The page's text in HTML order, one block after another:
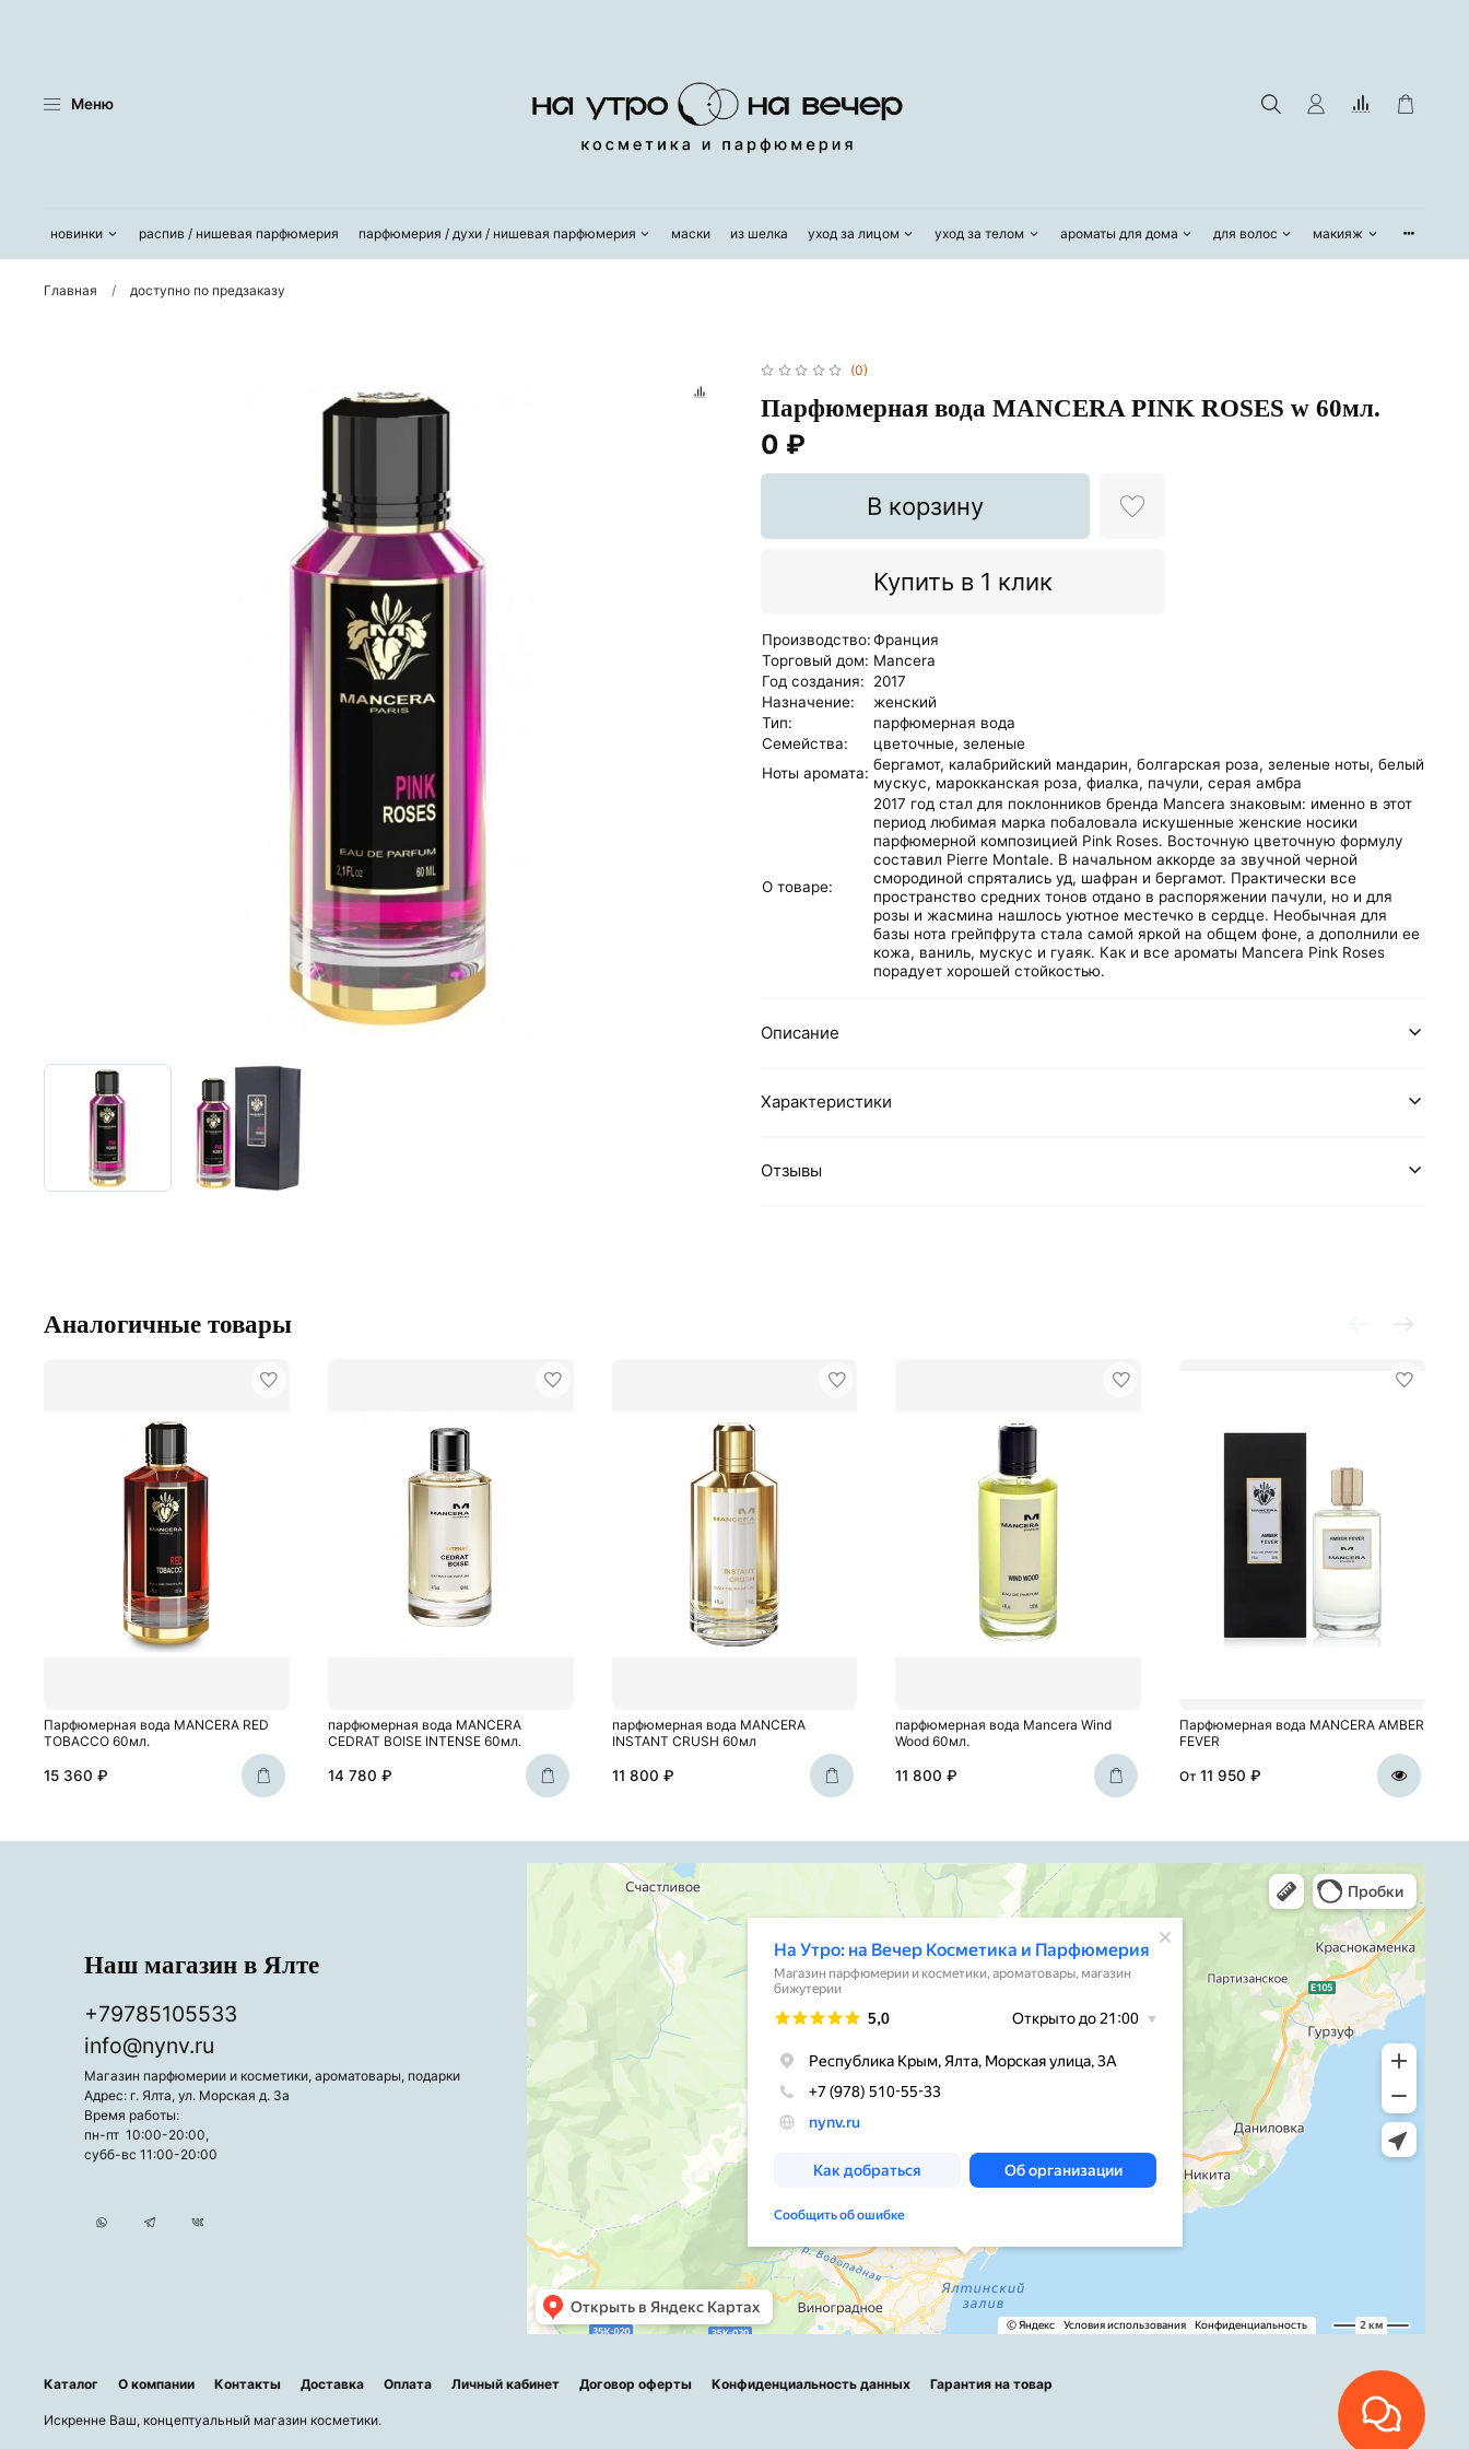
Меню
новинки распив / нишевая парфюмерия парфюмерия / духи / нишевая парфюмерия маски из шелка уход за лицом уход за телом ароматы для дома для волос макияж
Главная доступно по предзаказу
(0)
Парфюмерная вода MANCERA PINK ROSES w 60мл.
0 ₽
В корзину
Купить в 1 клик
Производство:Франция
Торговый дом: Mancera
Год создания:
2017
Назначение:
женский
Тип:
парфюмерная вода
Семейства:
цветочные, зеленые
Ноты аромата: бергамот, калабрийский мандарин, болгарская роза, зеленые ноты, белый
мускус, марокканская роза, фиалка, пачули, серая амбра
О товаре:
2017 год стал для поклонников бренда Mancera знаковым: именно в этот
период любимая марка побаловала искушенные женские носики
парфюмерной композицией Pink Roses. Восточную цветочную формулу
составил Pierre Montale. В начальном аккорде за звучной черной
смородиной спрятались уд, шафран и бергамот. Практически все
пространство средних тонов отдано в распоряжении пачули, но и для
розы и жасмина нашлось уютное местечко в сердце. Необычная для
базы нота грейпфрута стала самой яркой на общем фоне, а дополнили ее
кожа, ваниль, мускус и гуаяк. Как и все ароматы Mancera Pink Roses
порадует хорошей стойкостью.
Описание
Характеристики
Отзывы
Аналогичные товары
Парфюмерная вода MANCERA RED
TOBACCO 60мл.
15 360 ₽
парфюмерная вода MANCERA
CEDRAT BOISE INTENSE 60мл.
14 780 ₽
парфюмерная вода MANCERA
INSTANT CRUSH 60мл
11 800 ₽
парфюмерная вода Mancera Wind
Wood 60мл.
11 800 ₽
Парфюмерная вода MANCERA AMBER
FEVER
От 11 950 ₽
Наш магазин в Ялте
+79785105533
info@nynv.ru
Магазин парфюмерии и косметики, ароматовары, подарки
Адрес: г. Ялта, ул. Морская д. 3а
Время работы:
пн-пт 10:00-20:00,
субб-вс 11:00-20:00
Каталог О компании Контакты Доставка Оплата Личный кабинет Договор оферты Конфиденциальность данных Гарантия на товар
Искренне Ваш, концептуальный магазин косметики.